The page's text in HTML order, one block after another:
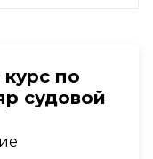
по
судовой